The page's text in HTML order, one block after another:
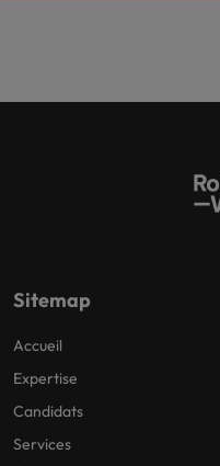
Sitemap
Accueil
Expertise
Candidats
Services